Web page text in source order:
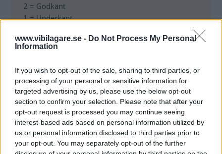
www.vibilagare.se - Do Not Process My Personal
Information
If you wish to opt-out of the sale, sharing to third parties, or
processing of your personal or sensitive information for
targeted advertising by us, please use the below opt-out
section to confirm your selection. Please note that after your
opt-out request is processed you may continue seeing
interest-based ads based on personal information utilized by
us or personal information disclosed to third parties prior to
your opt-out. You may separately opt-out of the further
2 = Godkänt
1 = Underkänt
RELATERADE BILDSPEL
Provkörning: Cadillac SRX
CADILLAC SRX